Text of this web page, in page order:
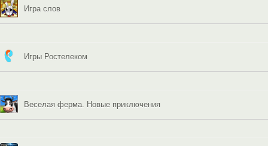
Игра слов
Игры Ростелеком
Веселая ферма. Новые приключения